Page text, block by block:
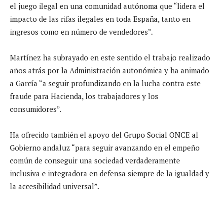
el juego ilegal en una comunidad autónoma que “lidera el
impacto de las rifas ilegales en toda España, tanto en
ingresos como en número de vendedores”.
Martínez ha subrayado en este sentido el trabajo realizado
años atrás por la Administración autonómica y ha animado
a García “a seguir profundizando en la lucha contra este
fraude para Hacienda, los trabajadores y los
consumidores”.
Ha ofrecido también el apoyo del Grupo Social ONCE al
Gobierno andaluz “para seguir avanzando en el empeño
común de conseguir una sociedad verdaderamente
inclusiva e integradora en defensa siempre de la igualdad y
la accesibilidad universal”.